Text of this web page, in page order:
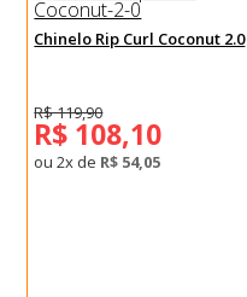
Chinelo Rip Curl Coconut 2.0
R$ 119,90
R$ 108,10
ou 2x de R$ 54,05